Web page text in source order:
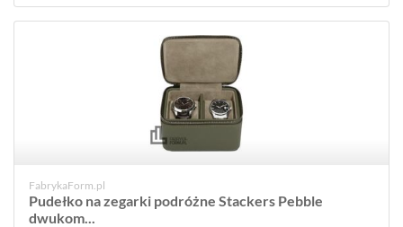
FabrykaForm.pl
Pudełko na zegarki podróżne Stackers Pebble
dwukom...